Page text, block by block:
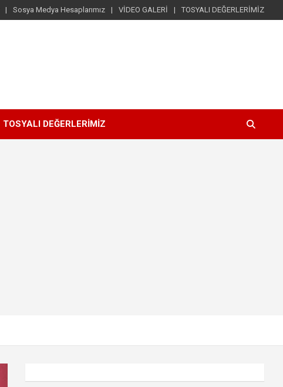
Sosya Medya Hesaplarımız VİDEO GALERİ TOSYALI DEĞERLERİMİZ
TOSYALI DEĞERLERİMİZ